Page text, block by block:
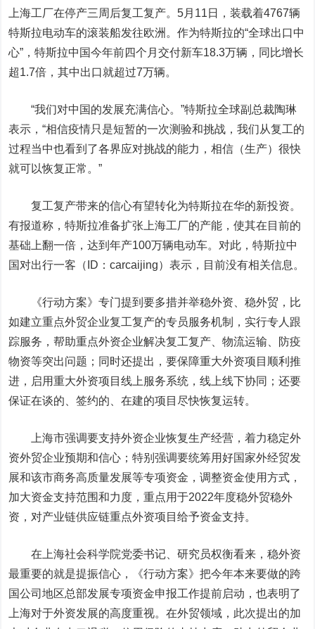
上海工厂在停产三周后复工复产。5月11日，装载着4767辆
特斯拉电动车的滚装船发往欧洲。作为特斯拉的“全球出口中
心”，特斯拉中国今年前四个月交付新车18.3万辆，同比增长
超1.7倍，其中出口就超过7万辆。
“我们对中国的发展充满信心。”特斯拉全球副总裁陶琳
表示，“相信疫情只是短暂的一次测验和挑战，我们从复工的
过程当中也看到了各界应对挑战的能力，相信（生产）很快
就可以恢复正常。”
复工复产带来的信心有望转化为特斯拉在华的新投资。
有报道称，特斯拉准备扩张上海工厂的产能，使其在目前的
基础上翻一倍，达到年产100万辆电动车。对此，特斯拉中
国对出行一客（ID：carcaijing）表示，目前没有相关信息。
《行动方案》专门提到要多措并举稳外资、稳外贸，比
如建立重点外贸企业复工复产的专员服务机制，实行专人跟
踪服务，帮助重点外资企业解决复工复产、物流运输、防疫
物资等突出问题；同时还提出，要保障重大外资项目顺利推
进，启用重大外资项目线上服务系统，线上线下协同；还要
保证在谈的、签约的、在建的项目尽快恢复运转。
上海市强调要支持外资企业恢复生产经营，着力稳定外
资外贸企业预期和信心；特别强调要统筹用好国家外经贸发
展和该市商务高质量发展等专项资金，调整资金使用方式，
加大资金支持范围和力度，重点用于2022年度稳外贸稳外
资，对产业链供应链重点外资项目给予资金支持。
在上海社会科学院党委书记、研究员权衡看来，稳外资
最重要的就是提振信心，《行动方案》把今年本来要做的跨
国公司地区总部发展专项资金申报工作提前启动，也表明了
上海对于外资发展的高度重视。在外贸领域，此次提出的加